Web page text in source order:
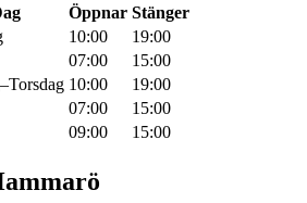
Öppnar Stänger
10:00
19:00
07:00
15:00
10:00
19:00
07:00
15:00
09:00 15:00